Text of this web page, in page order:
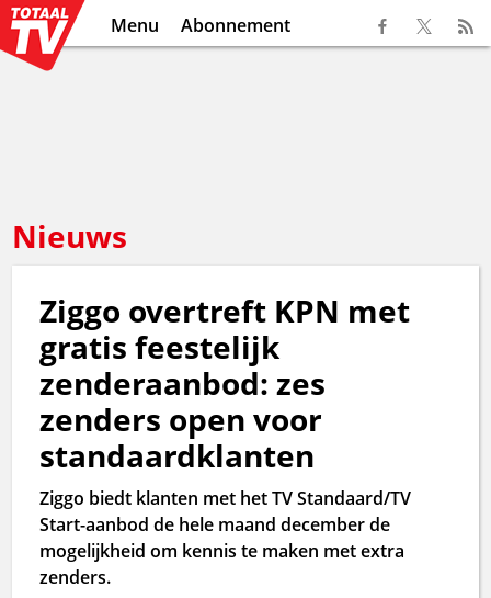
Menu Abonnement
Nieuws
Ziggo overtreft KPN met
gratis feestelijk
zenderaanbod: zes
zenders open voor
standaardklanten
Ziggo biedt klanten met het TV Standaard/TV
Start-aanbod de hele maand december de
mogelijkheid om kennis te maken met extra
zenders.